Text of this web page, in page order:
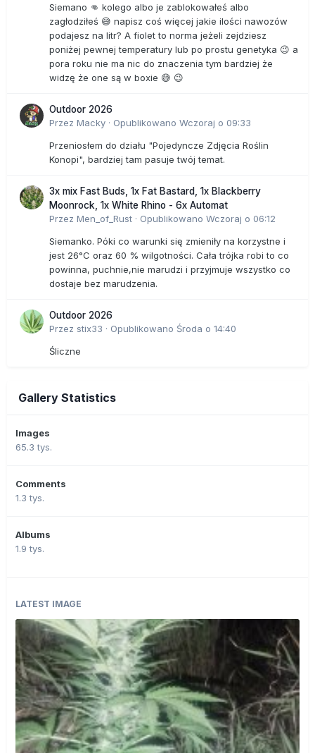
Siemano 👊 kolego albo je zablokowałeś albo
zagłodziłeś 😅 napisz coś więcej jakie ilości nawozów
podajesz na litr? A fiolet to norma jeżeli zejdziesz
poniżej pewnej temperatury lub po prostu genetyka 😉 a
pora roku nie ma nic do znaczenia tym bardziej że
widzę że one są w boxie 😅 😉
Outdoor 2026
Przez Macky · Opublikowano Wczoraj o 09:33
Przeniosłem do działu "Pojedyncze Zdjęcia Roślin
Konopi", bardziej tam pasuje twój temat.
3x mix Fast Buds, 1x Fat Bastard, 1x Blackberry
Moonrock, 1x White Rhino - 6x Automat
Przez Men_of_Rust · Opublikowano Wczoraj o 06:12
Siemanko. Póki co warunki się zmieniły na korzystne i
jest 26°C oraz 60 % wilgotności. Cała trójka robi to co
powinna, puchnie,nie marudzi i przyjmuje wszystko co
dostaje bez marudzenia.
Outdoor 2026
Przez stix33 · Opublikowano Środa o 14:40
Śliczne
Gallery Statistics
Images
65.3 tys.
Comments
1.3 tys.
Albums
1.9 tys.
LATEST IMAGE